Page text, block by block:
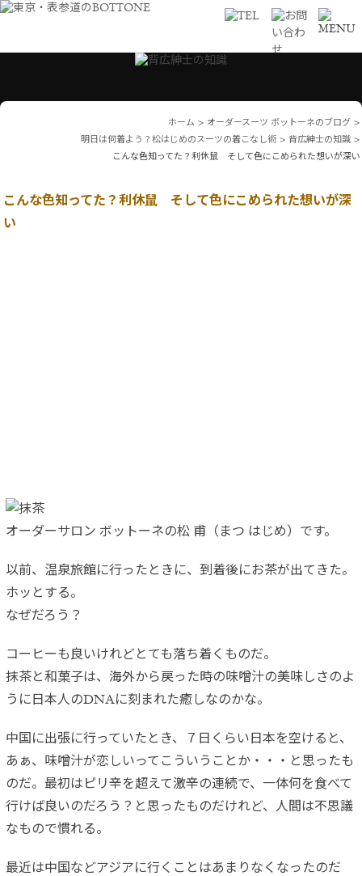
ホーム > オーダースーツ ボットーネのブログ >
明日は何着よう？松はじめのスーツの着こなし術 > 背広紳士の知識 >
こんな色知ってた？利休鼠 そして色にこめられた想いが深い
こんな色知ってた？利休鼠 そして色にこめられた想いが深
い
オーダーサロン ボットーネの松 甫（まつ はじめ）です。
以前、温泉旅館に行ったときに、到着後にお茶が出てきた。
ホッとする。
なぜだろう？
コーヒーも良いけれどとても落ち着くものだ。
抹茶と和菓子は、海外から戻った時の味噌汁の美味しさのよ
うに日本人のDNAに刻まれた癒しなのかな。
中国に出張に行っていたとき、７日くらい日本を空けると、
あぁ、味噌汁が恋しいってこういうことか・・・と思ったも
のだ。最初はピリ辛を超えて激辛の連続で、一体何を食べて
行けば良いのだろう？と思ったものだけれど、人間は不思議
なもので慣れる。
最近は中国などアジアに行くことはあまりなくなったのだ